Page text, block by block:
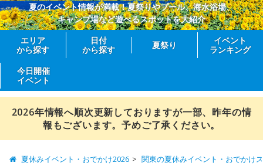
夏のイベント情報が満載！夏祭りやプール、海水浴場、
キャンプ場など遊べるスポットを大紹介
エリア
から探す
日付
から探す
夏祭り
イベント
ランキング
今日開催
イベント
2026年情報へ順次更新しておりますが一部、昨年の情
報もございます。予めご了承ください。
夏休みイベント・おでかけ2026 関東の夏休みイベント・おでかけ